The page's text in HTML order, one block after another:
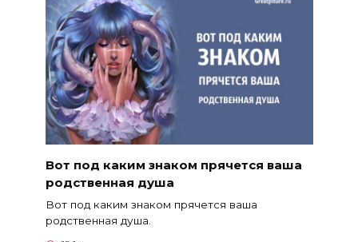
Вот под каким знаком прячется ваша
родственная душа
Вот под каким знаком прячется ваша
родственная душа.